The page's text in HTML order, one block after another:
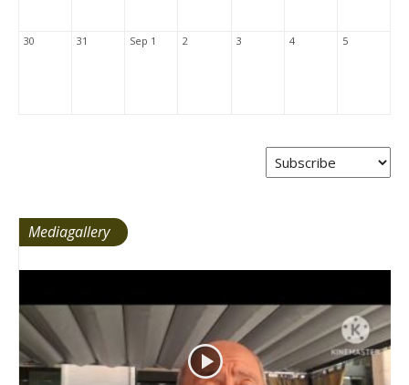
30 31 Sep 1 2 3 4 5
Mediagallery